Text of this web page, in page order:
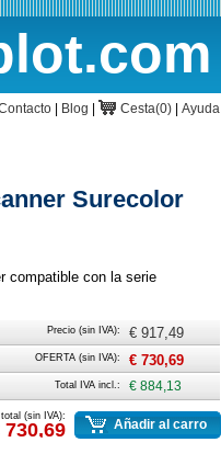
Blog CestaCesta(0) Ayuda
Surecolor
compatible con la serie
Precio (sin IVA): € 917,49
OFERTA (sin IVA): € 730,69
Total IVA incl.: € 884,13
total (sin IVA):
730,69 Añadir al carro